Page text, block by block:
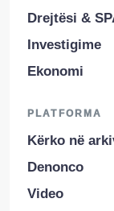
Drejtësi &
Investigime
Ekonomi
PLATFORMA
Kërko në
Denonco
Video